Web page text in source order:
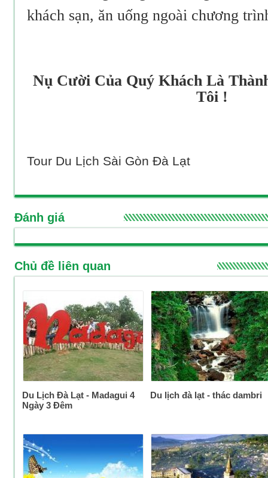
khách sạn, ăn uống ngoài chương
Nụ Cười Của Quý Khách Là
Tôi !
Tour Du Lịch Sài Gòn Đà Lạt
Đánh giá
Chủ đề liên quan
Du Lịch Đà Lạt - Madagui 4
Ngày 3 Đêm
Du lịch đà lạt - thác dambri